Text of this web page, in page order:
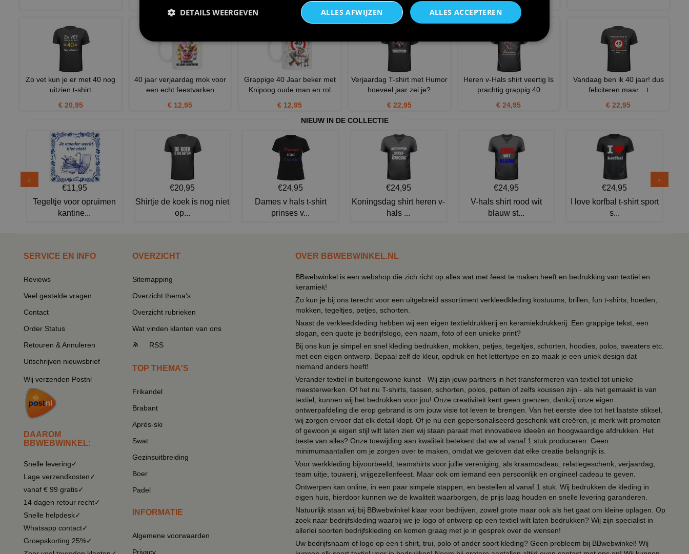
€ 11,95
Zo vet kun je er met 40 nog
uitzien t-shirt
€ 20,95
40 jaar verjaardag mok voor
een echt feestvarken
€ 12,95
Grappige 40 Jaar beker met
Knipoog oude man en rol
€ 12,95
Verjaardag T-shirt met Humor
hoeveel jaar zei je?
€ 22,95
Heren v-Hals shirt veertig Is
prachtig grappig 40
€ 24,95
Vandaag ben ik 40 jaar! dus
feliciteren maar....t
€ 22,95
NIEUW IN DE COLLECTIE
€11,95
Tegeltje voor opruimen
kantine...
€20,95
Shirtje de koek is nog niet
op...
€24,95
Dames v hals t-shirt
prinses v...
€24,95
Koningsdag shirt heren v-
hals ...
€24,95
V-hals shirt rood wit
blauw st...
€24,95
I love korfbal t-shirt sport
s...
SERVICE EN INFO
Reviews
Veel gestelde vragen
Contact
Order Status
Retouren & Annuleren
Uitschrijven nieuwsbrief
Wij verzenden Postnl
DAAROM
BBWEBWINKEL:
Snelle levering✓
Lage verzendkosten✓
vanaf € 99 gratis✓
14 dagen retour recht✓
Snelle helpdesk✓
Whatsapp contact✓
Groepskorting 25%✓
OVERZICHT
Sitemapping
Overzicht thema's
Overzicht rubrieken
Wat vinden klanten van ons
RSS
TOP THEMA'S
Frikandel
Brabant
Après-ski
Swat
Gezinsuitbreiding
Boer
Padel
INFORMATIE
Algemene voorwaarden
Privacy
OVER BBWEBWINKEL.NL
BBwebwinkel is een webshop die zich richt op alles wat met feest te maken heeft en bedrukking van textiel en
keramiek!
Zo kun je bij ons terecht voor een uitgebreid assortiment verkleedkleding kostuums, brillen, fun t-shirts, hoeden,
mokken, tegeltjes, petjes, schorten.
Naast de verkleedkleding hebben wij een eigen textieldrukkerij en keramiekdrukkerij. Een grappige tekst, een
slogan, een quote je bedrijfslogo, een naam, foto of een unieke print?
Bij ons kun je simpel en snel kleding bedrukken, mokken, petjes, tegeltjes, schorten, hoodies, polos, sweaters etc.
met een eigen ontwerp. Bepaal zelf de kleur, opdruk en het lettertype en zo maak je een uniek design dat
niemand anders heeft!
Verander textiel in buitengewone kunst - Wij zijn jouw partners in het transformeren van textiel tot unieke
meesterwerken. Of het nu T-shirts, tassen, schorten, polos, petten of zelfs koussen zijn - als het gemaakt is van
textiel, kunnen wij het bedrukken voor jou! Onze creativiteit kent geen grenzen, dankzij onze eigen
ontwerpafdeling die erop gebrand is om jouw visie tot leven te brengen. Van het eerste idee tot het laatste stiksel,
wij zorgen ervoor dat elk detail klopt. Of je nu een gepersonaliseerd geschenk wilt creëren, je merk wilt promoten
of gewoon je eigen stijl wilt laten zien wij staan paraat met innovatieve ideeën en hoogwaardige afdrukken. Het
beste van alles? Onze toewijding aan kwaliteit betekent dat we al vanaf 1 stuk produceren. Geen
minimumaantallen om je zorgen over te maken, omdat we geloven dat elke creatie belangrijk is.
Voor werkkleding bijvoorbeeld, teamshirts voor jullie vereniging, als kraamcadeau, relatiegeschenk, verjaardag,
team uitje, touwerij, vrijgezellenfeest. Maar ook om iemand een persoonlijk en origineel cadeau te geven.
Ontwerpen kan online, in een paar simpele stappen, en bestellen al vanaf 1 stuk. Wij bedrukken de kleding in
eigen huis, hierdoor kunnen we de kwaliteit waarborgen, de prijs laag houden en snelle levering garanderen.
Natuurlijk staan wij bij BBwebwinkel klaar voor bedrijven, zowel grote maar ook als het gaat om kleine oplagen. Op
zoek naar bedrijfskleding waarbij we je logo of ontwerp op een textiel wilt laten bedrukken? Wij zijn specialist in
allerlei soorten bedrijfskleding en komen graag met je in gesprek over de wensen!
Uw bedrijfsnaam of logo op een t-shirt, trui, polo of ander soort kleding? Geen probleem bij BBwebwinkel! Wij
ALLES ACCEPTEREN
ALLES AFWIJZEN
DETAILS WEERGEVEN